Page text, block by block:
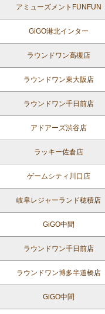
アミューズメントFUNFUN
GiGO港北インター
ラウンドワン高槻店
ラウンドワン東大阪店
ラウンドワン千日前店
アドアーズ渋谷店
ラッキー佐倉店
ゲームシティ川口店
岐阜レジャーランド穂積店
GiGO中間
ラウンドワン千日前店
ラウンドワン博多半道橋店
GiGO中間